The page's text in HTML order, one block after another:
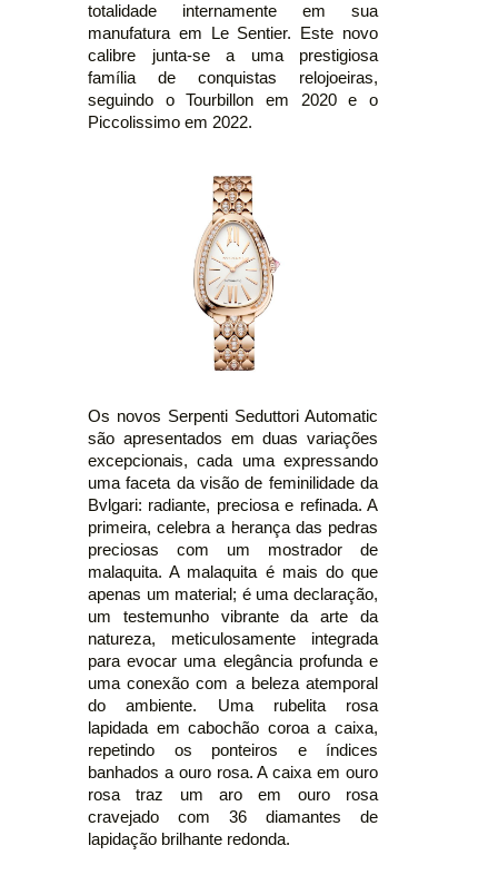
totalidade internamente em sua
manufatura em Le Sentier. Este novo
calibre junta-se a uma prestigiosa
família de conquistas relojoeiras,
seguindo o Tourbillon em 2020 e o
Piccolissimo em 2022.
Os novos Serpenti Seduttori Automatic
são apresentados em duas variações
excepcionais, cada uma expressando
uma faceta da visão de feminilidade da
Bvlgari: radiante, preciosa e refinada. A
primeira, celebra a herança das pedras
preciosas com um mostrador de
malaquita. A malaquita é mais do que
apenas um material; é uma declaração,
um testemunho vibrante da arte da
natureza, meticulosamente integrada
para evocar uma elegância profunda e
uma conexão com a beleza atemporal
do ambiente. Uma rubelita rosa
lapidada em cabochão coroa a caixa,
repetindo os ponteiros e índices
banhados a ouro rosa. A caixa em ouro
rosa traz um aro em ouro rosa
cravejado com 36 diamantes de
lapidação brilhante redonda.